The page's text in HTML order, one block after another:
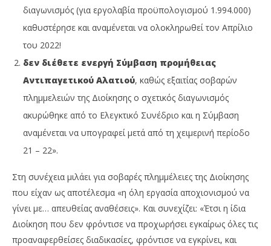
διαγωνισμός (για εργολαβία προϋπολογισμού 1.994.000)
καθυστέρησε και αναμένεται να ολοκληρωθεί τον Απρίλιο
του 2022!
δεν διέθετε ενεργή Σύμβαση προμήθειας
Αντιπαγετικού Αλατιού, καθώς εξαιτίας σοβαρών
πλημμελειών της Διοίκησης ο σχετικός διαγωνισμός
ακυρώθηκε από το Ελεγκτικό Συνέδριο και η Σύμβαση
αναμένεται να υπογραφεί μετά από τη χειμερινή περίοδο
21 – 22».
Στη συνέχεια μιλάει για σοβαρές πλημμέλειες της Διοίκησης
που είχαν ως αποτέλεσμα «η όλη εργασία αποχιονισμού να
γίνει με… απευθείας αναθέσεις». Και συνεχίζει: «Έτσι η ίδια
Διοίκηση που δεν φρόντισε να προχωρήσει εγκαίρως όλες τις
προαναφερθείσες διαδικασίες, φρόντισε να εγκρίνει, και